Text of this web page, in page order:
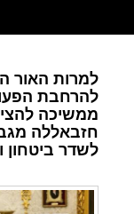
למרות האור
להרחבת
ממשיכה
חזבאללה
לשדר ביטחון